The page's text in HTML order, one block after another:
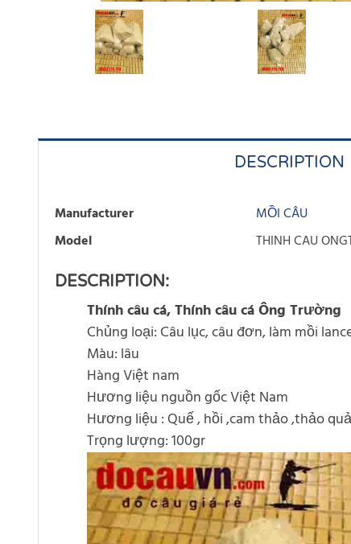
DESCRIPTION
Manufacturer
MỒI CÂU
Model
THINH CAU
DESCRIPTION:
Thính câu cá, Thính câu cá Ông Trường
Chủng loại: Câu lục, câu đơn, làm mồi
Màu: lâu
Hàng Việt nam
Hương liệu nguồn gốc Việt Nam
Hương liệu : Quế , hồi ,cam thảo ,thảo
Trọng lượng: 100gr